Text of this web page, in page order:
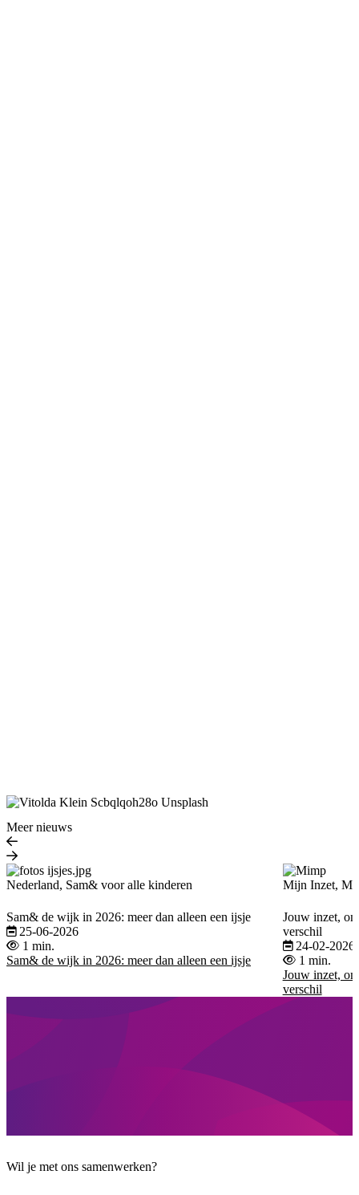
Meer nieuws
Nederland, Sam& voor alle kinderen
Sam& de wijk in 2026: meer dan alleen een ijsje
25-06-2026
1 min.
Sam& de wijk in 2026: meer dan alleen een ijsje
Mijn Inzet,
Jouw inzet,
verschil
24-02-2026
1 min.
Jouw inzet,
verschil
Wil je met ons samenwerken?